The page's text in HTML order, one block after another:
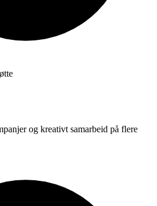
og kreativt samarbeid på flere